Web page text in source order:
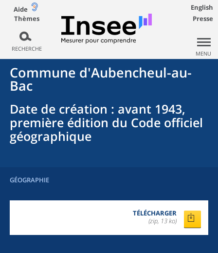
Aide
Thèmes
RECHERCHE
English
Presse
MENU
Commune d'Aubencheul-au-
Bac
Date de création : avant 1943,
première édition du Code officiel
géographique
GÉOGRAPHIE
TÉLÉCHARGER
(zip, 13 ko)